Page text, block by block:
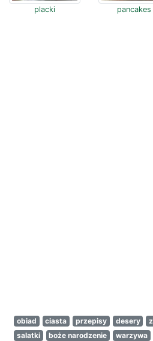
placki pancakes
obiad ciasta przepisy desery
salatki
boże narodzenie warzywa